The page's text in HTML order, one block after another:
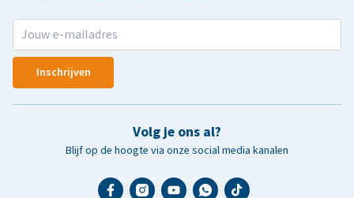
Inschrijven
Volg je ons al?
Blijf op de hoogte via onze social media kanalen